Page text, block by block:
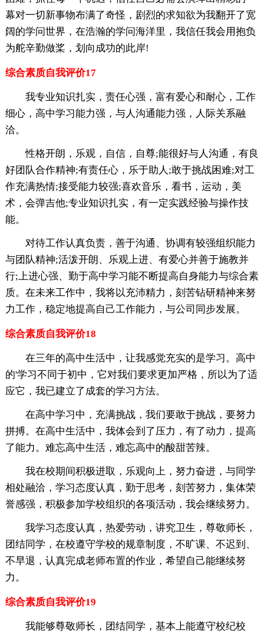
幕对一切新事物布满了奇怪，剧烈的求知欲为我翻开了宽
阔的学问世界，在浩瀚的学问海洋里，我信任我会用抱负
为舵辛勤做桨，划向成功的此岸!
综合素质自我评价17
我专业知识扎实，责任心强，富有爱心和耐心，工作
细心，高中学习能力强，与人沟通能力强，人际关系融
洽。
性格开朗，乐观，自信，自尊;能很好与人沟通，有良
好团队合作精神;有责任心，乐于助人;敢于挑战困难;对工
作充满热情;接受能力较强;喜欢音乐，看书，运动，美
术，会弹吉他;专业知识扎实，有一定实践经验与操作技
能。
对待工作认真负责，善于沟通、协调有较强组织能力
与团队精神;活泼开朗、乐观上进、有爱心并善于施教并
行;上进心强、勤于高中学习能不断提高自身能力与综合素
质。在未来工作中，我将以充沛精力，刻苦钻研精神来努
力工作，稳定地提高自己工作能力，与公司同步发展。
综合素质自我评价18
在三年的高中生活中，让我感觉充实的是学习。高中
的'学习不同于初中，它对我们要求更加严格，所以为了适
应它，我已建立了成套的学习方法。
在高中学习中，充满挑战，我们要敢于挑战，要努力
拼搏。在高中生活中，我体会到了压力，有了动力，提高
了能力。难忘高中生活，难忘高中的酸甜苦辣。
我在校期间积极进取，乐观向上，努力奋进，与同学
相处融洽，学习态度认真，勤于思考，刻苦努力，集体荣
誉感强，积极参加学校组织的各项活动，我会继续努力。
我学习态度认真，热爱劳动，讲究卫生，尊敬师长，
团结同学，在校遵守学校的规章制度，不旷课、不迟到、
不早退，认真完成老师布置的作业，希望自己能继续努
力。
综合素质自我评价19
我能够尊敬师长，团结同学，基本上能遵守校纪校